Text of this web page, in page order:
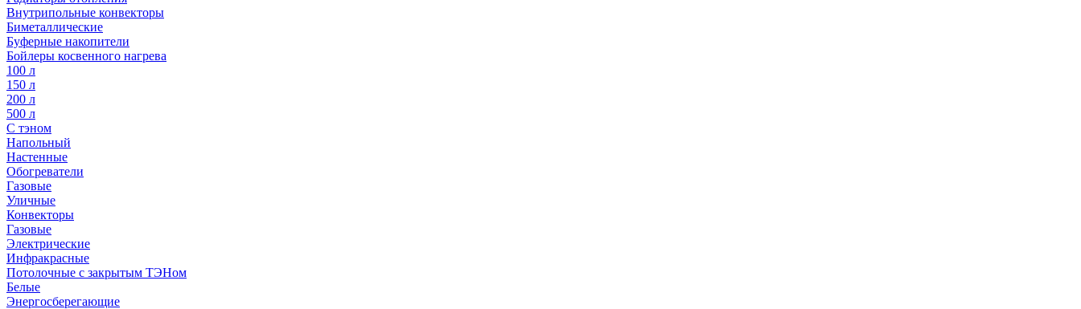
Внутрипольные конвекторы
Биметаллические
Буферные накопители
Бойлеры косвенного нагрева
100 л
150 л
200 л
500 л
С тэном
Напольный
Настенные
Обогреватели
Газовые
Уличные
Конвекторы
Газовые
Электрические
Инфракрасные
Потолочные с закрытым ТЭНом
Белые
Энергосберегающие